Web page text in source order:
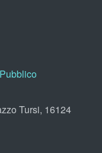
Tursi, 16124